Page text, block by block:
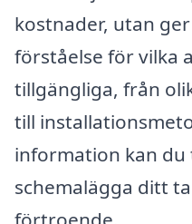
kostnader, utan
förståelse för vilka
tillgängliga, från
till
information kan
schemalägga ditt